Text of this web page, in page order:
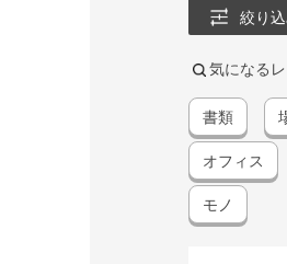
絞り
気になる
書類
オフィス
モノ